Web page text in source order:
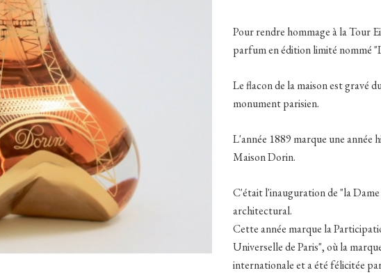
Pour rendre hommage à la Tour
parfum en édition limité nommé
Le flacon de la maison est gravé
monument parisien.
L'année 1889 marque une
Maison Dorin.
C'était l'inauguration de "la
architectural.
Cette année marque la
Universelle de Paris", où la
internationale et a été félicitée